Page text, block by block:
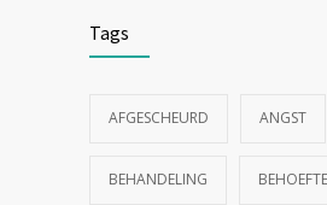
Tags
AFGESCHEURD ANGST
BEHANDELING